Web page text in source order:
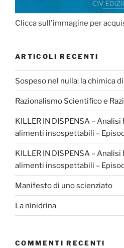
Clicca sull'immagine per
ARTICOLI RECENTI
Sospeso nel nulla: la chimica
Razionalismo Scientifico e
KILLER IN DISPENSA –
alimenti insospettabili –
KILLER IN DISPENSA –
alimenti insospettabili –
Manifesto di uno scienziato
La ninidrina
COMMENTI RECENTI